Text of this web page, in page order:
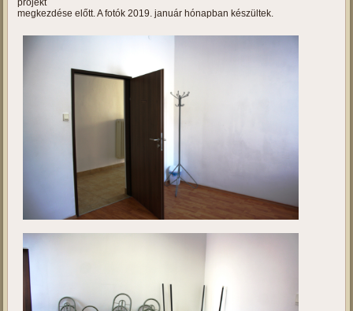
Kivitelezés 1.
Ebben a galériában a projekt megvalósulási helyszínét tekinthetik meg a
megkezdése előtt. A fotók 2019. január hónapban készültek.